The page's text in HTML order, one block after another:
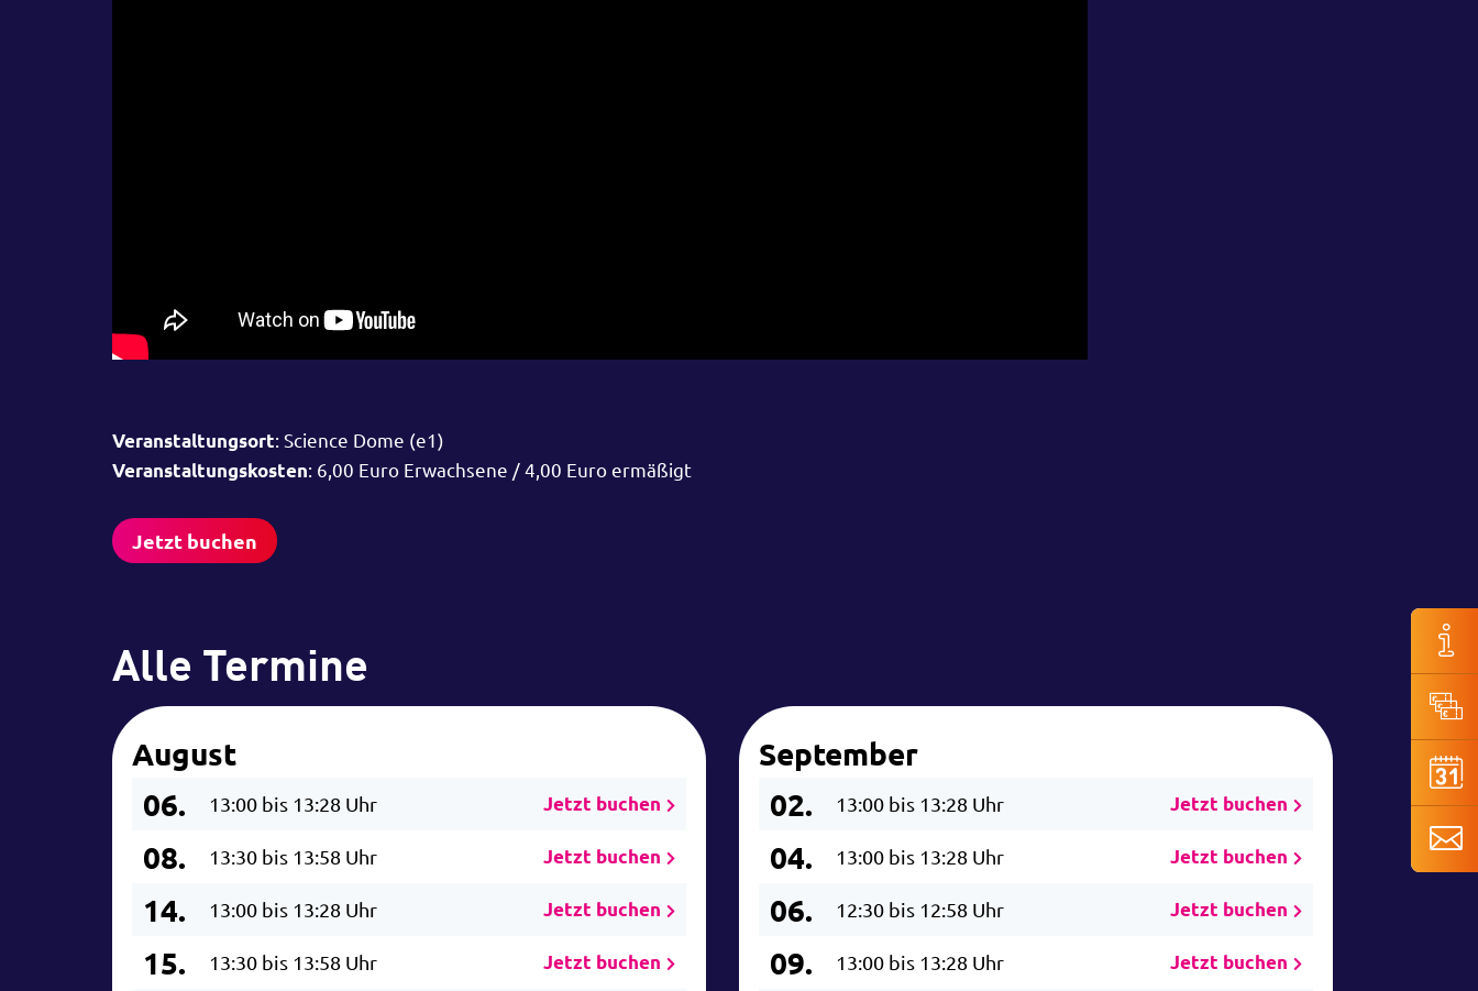
Veranstaltungsort: Science Dome (e1)
Veranstaltungskosten: 6,00 Euro Erwachsene / 4,00 Euro ermäßigt
Jetzt buchen
Alle Termine
August
06.
13:00 bis 13:28 Uhr Jetzt buchen
08. 13:30 bis 13:58 Uhr Jetzt buchen
14. 13:00 bis 13:28 Uhr Jetzt buchen
15. 13:30 bis 13:58 Uhr Jetzt buchen
September
02.
13:00 bis 13:28 Uhr Jetzt buchen
04. 13:00 bis 13:28 Uhr Jetzt buchen
06. 12:30 bis 12:58 Uhr Jetzt buchen
09. 13:00 bis 13:28 Uhr Jetzt buchen